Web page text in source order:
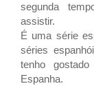
segunda
assistir.
É uma série
séries
tenho
Espanha.